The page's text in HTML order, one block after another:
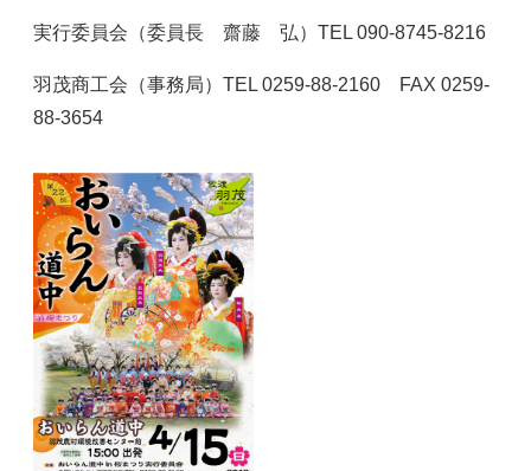
実行委員会（委員長 齋藤 弘）TEL 090-8745-8216
羽茂商工会（事務局）TEL 0259-88-2160 FAX 0259-
88-3654